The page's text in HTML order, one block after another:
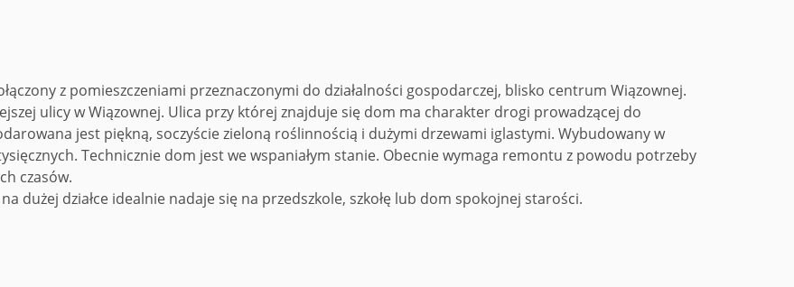
z pomieszczeniami przeznaczonymi do działalności gospodarczej, blisko centrum Wiązownej.
ulicy w Wiązownej. Ulica przy której znajduje się dom ma charakter drogi prowadzącej do
jest piękną, soczyście zieloną roślinnością i dużymi drzewami iglastymi. Wybudowany w
Technicznie dom jest we wspaniałym stanie. Obecnie wymaga remontu z powodu potrzeby
czasów.
dużej działce idealnie nadaje się na przedszkole, szkołę lub dom spokojnej starości.